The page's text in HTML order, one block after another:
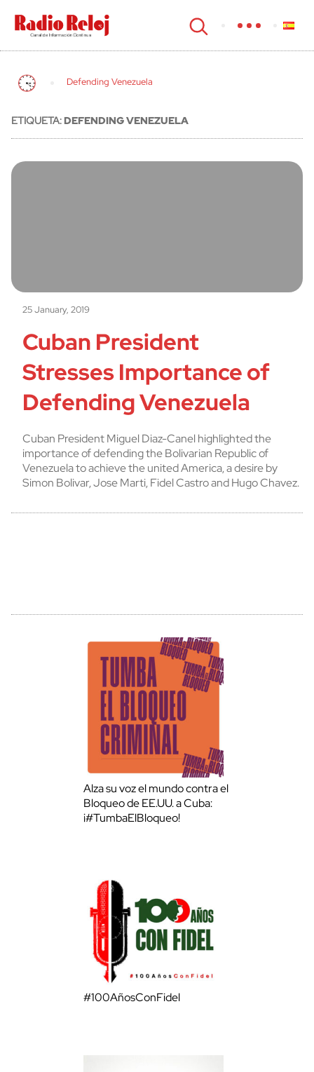
cerrar
Defending Venezuela
ETIQUETA:DEFENDING VENEZUELA
25 January, 2019
Cuban President
Stresses Importance of
Defending Venezuela
Cuban President Miguel Diaz-Canel highlighted the
importance of defending the Bolivarian Republic of
Venezuela to achieve the united America, a desire by
Simon Bolivar, Jose Marti, Fidel Castro and Hugo Chavez.
Alza su voz el mundo contra el
Bloqueo de EE.UU. a Cuba:
¡#TumbaElBloqueo!
#100AñosConFidel